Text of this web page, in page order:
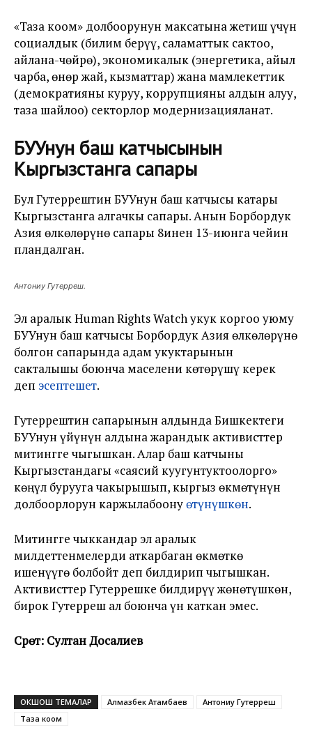
«Таза коом» долбоорунун максатына жетиш үчүн
социалдык (билим берүү, саламаттык сактоо,
айлана-чөйрө), экономикалык (энергетика, айыл
чарба, өнөр жай, кызматтар) жана мамлекеттик
(демократияны куруу, коррупцияны алдын алуу,
таза шайлоо) секторлор модернизацияланат.
БУУнун баш катчысынын
Кыргызстанга сапары
Бул Гутеррештин БУУнун баш катчысы катары
Кыргызстанга алгачкы сапары. Анын Борбордук
Азия өлкөлөрүнө сапары 8инен 13-июнга чейин
пландалган.
Антониу Гутерреш.
Эл аралык Human Rights Watch укук коргоо уюму
БУУнун баш катчысы Борбордук Азия өлкөлөрүнө
болгон сапарында адам укуктарынын
сакталышы боюнча маселени көтөрүшү керек
деп эсептешет.
Гутеррештин сапарынын алдында Бишкектеги
БУУнун үйүнүн алдына жарандык активисттер
митингге чыгышкан. Алар баш катчыны
Кыргызстандагы «саясий куугунтуктоолорго»
көңүл бурууга чакырышып, кыргыз өкмөтүнүн
долбоорлорун каржылабоонуөтүнүшкөн.
Митингге чыккандар эл аралык
милдеттенмелерди аткарбаган өкмөткө
ишенүүгө болбойт деп билдирип чыгышкан.
Активисттер Гутеррешке билдирүү жөнөтүшкөн,
бирок Гутерреш ал боюнча үн каткан эмес.
Сүрөт: Султан Досалиев
ОКШОШ ТЕМАЛАР Алмазбек Атамбаев
Антониу Гутерреш
Таза коом